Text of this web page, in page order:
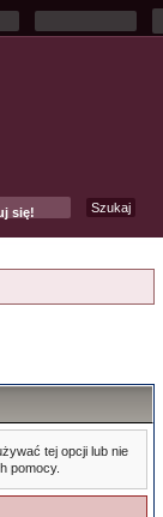
się!
tej opcji lub nie
pomocy.